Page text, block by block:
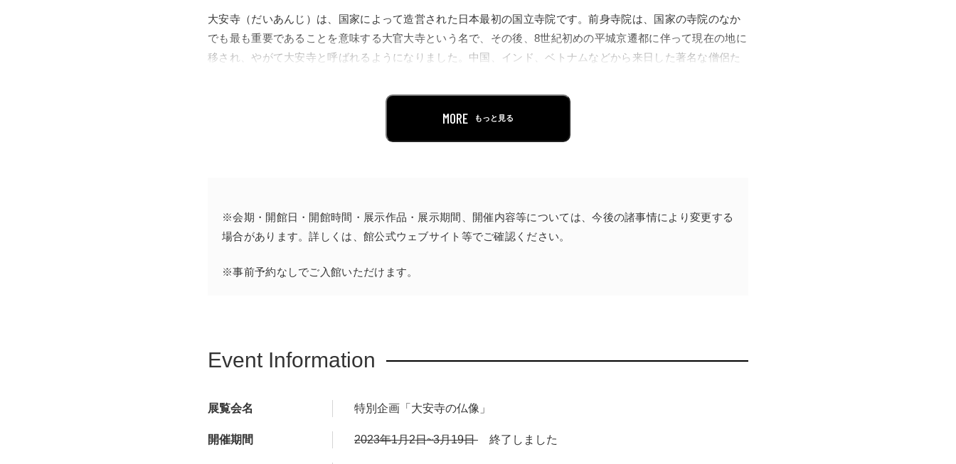
大安寺（だいあんじ）は、国家によって造営された日本最初の国立寺院です。前身寺院は、国家の寺院のなか
でも最も重要であることを意味する大官大寺という名で、その後、8世紀初めの平城京遷都に伴って現在の地に
移され、やがて大安寺と呼ばれるようになりました。中国、インド、ベトナムなどから来日した著名な僧侶た
栄え、日本仏教の興隆に重要な役割を果たしました。
MORE もっと見る
※会期・開館日・開館時間・展示作品・展示期間、 開催内容等については、今後の諸事情により変更する
場合があります。詳しくは、館公式ウェブサイト等でご確認ください。
※事前予約なしでご入館いただけます。
Event Information
展覧会名 特別企画「大安寺の仏像」
開催期間 2023年1月2日~3月19日 終了しました